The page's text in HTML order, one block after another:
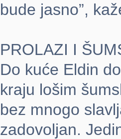
bude jasno”,
PROLAZI I
Do kuće Eldin
kraju lošim
bez mnogo
zadovoljan.